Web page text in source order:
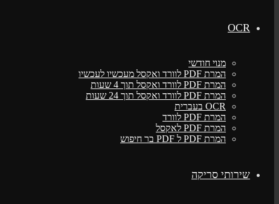
OCR
מנוי חודשי
המרת PDF לוורד ואקסל מעכשיו לעכשיו
המרת PDF לוורד ואקסל תוך 4 שעות
המרת PDF לוורד ואקסל תוך 24 שעות
OCR בעברית
המרת PDF לוורד
המרת PDF לאקסל
המרת PDF ל PDF בר חיפוש
שירותי סריקה